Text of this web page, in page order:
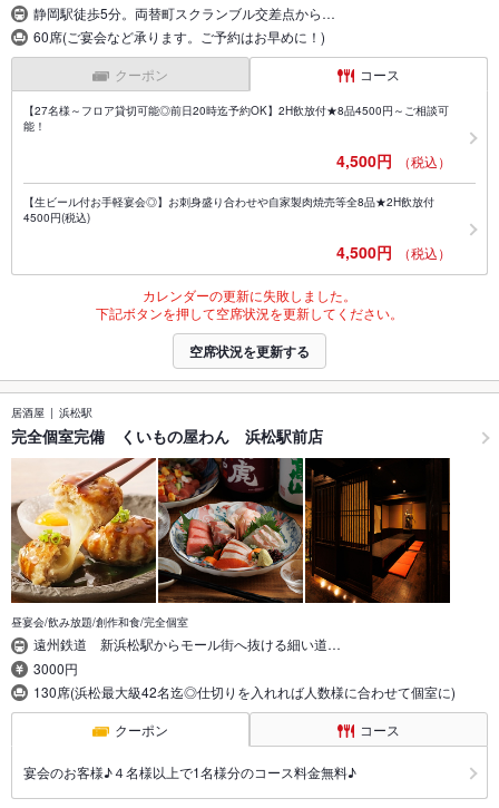
静岡駅徒歩5分。両替町スクランブル交差点から…
60席(ご宴会など承ります。ご予約はお早めに！)
クーポン コース
【27名様～フロア貸切可能◎前日20時迄予約OK】2H飲放付★8品4500円～ご相談可
能！
4,500円 （税込）
【生ビール付お手軽宴会◎】お刺身盛り合わせや自家製肉焼売等全8品★2H飲放付
4500円(税込)
4,500円 （税込）
カレンダーの更新に失敗しました。
下記ボタンを押して空席状況を更新してください。
空席状況を更新する
居酒屋 浜松駅
完全個室完備 くいもの屋わん 浜松駅前店
昼宴会/飲み放題/創作和食/完全個室
遠州鉄道 新浜松駅からモール街へ抜ける細い道…
3000円
130席(浜松最大級42名迄◎仕切りを入れれば人数様に合わせて個室に)
クーポン コース
宴会のお客様♪４名様以上で1名様分のコース料金無料♪